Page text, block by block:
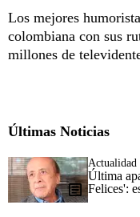
Los mejores
colombiana con sus
millones de
Últimas Noticias
Actualidad
Última
Felices':